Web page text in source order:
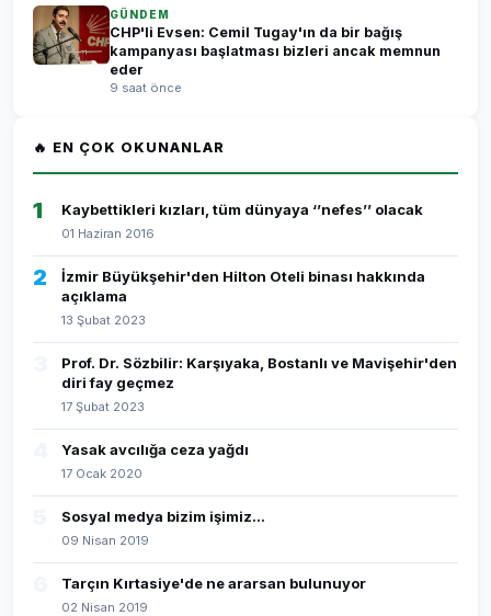
GÜNDEM
CHP'li Evsen: Cemil Tugay'ın da bir bağış
kampanyası başlatması bizleri ancak memnun
eder
9 saat önce
🔥 EN ÇOK OKUNANLAR
1 Kaybettikleri kızları, tüm dünyaya ‘’nefes’’ olacak
01 Haziran 2016
2
İzmir Büyükşehir'den Hilton Oteli binası hakkında
açıklama
13 Şubat 2023
Prof. Dr. Sözbilir: Karşıyaka, Bostanlı ve Mavişehir'den
diri fay geçmez
17 Şubat 2023
Yasak avcılığa ceza yağdı
17 Ocak 2020
Sosyal medya bizim işimiz...
09 Nisan 2019
Tarçın Kırtasiye'de ne ararsan bulunuyor
02 Nisan 2019